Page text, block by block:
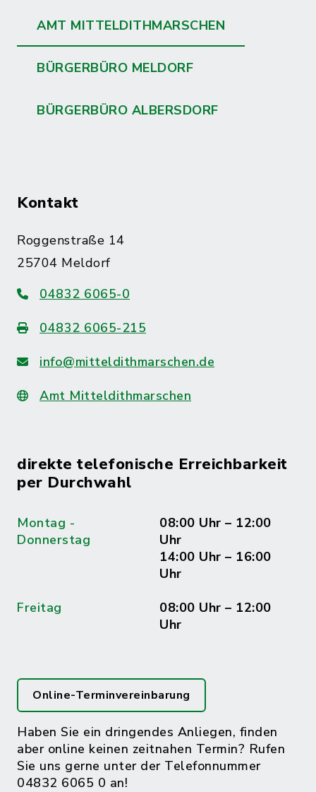
AMT MITTELDITHMARSCHEN
BÜRGERBÜRO MELDORF
BÜRGERBÜRO ALBERSDORF
Kontakt
Roggenstraße 14
25704 Meldorf
04832 6065-0
04832 6065-215
info@mitteldithmarschen.de
Amt Mitteldithmarschen
direkte telefonische Erreichbarkeit
per Durchwahl
Montag -
Donnerstag
08:00 Uhr – 12:00
Uhr
14:00 Uhr – 16:00
Uhr
Freitag
08:00 Uhr – 12:00
Uhr
Online-Terminvereinbarung
Haben Sie ein dringendes Anliegen, finden
aber online keinen zeitnahen Termin? Rufen
Sie uns gerne unter der Telefonnummer
04832 6065 0 an!